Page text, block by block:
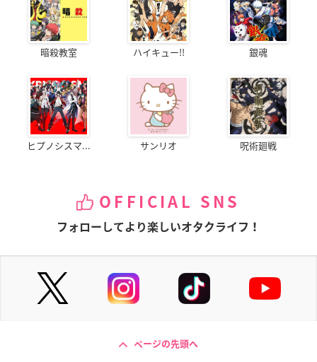
暗殺教室 ハイキュー!! 銀魂
ヒプノシスマ... サンリオ 呪術廻戦
OFFICIAL SNS
フォローしてより楽しいオタクライフ！
ページの先頭へ